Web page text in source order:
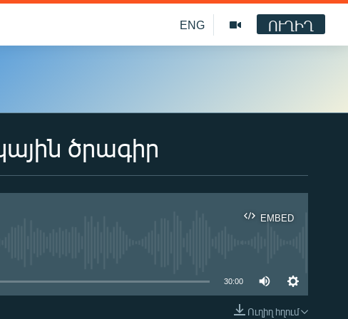
ENG ՈՒՂԻՂ
ծրագիր
EMBED
30:00
Ուղիղ հղում